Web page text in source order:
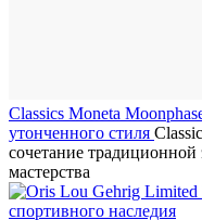
Classics Moneta
утонченного стиля
сочетание традиционной
мастерства